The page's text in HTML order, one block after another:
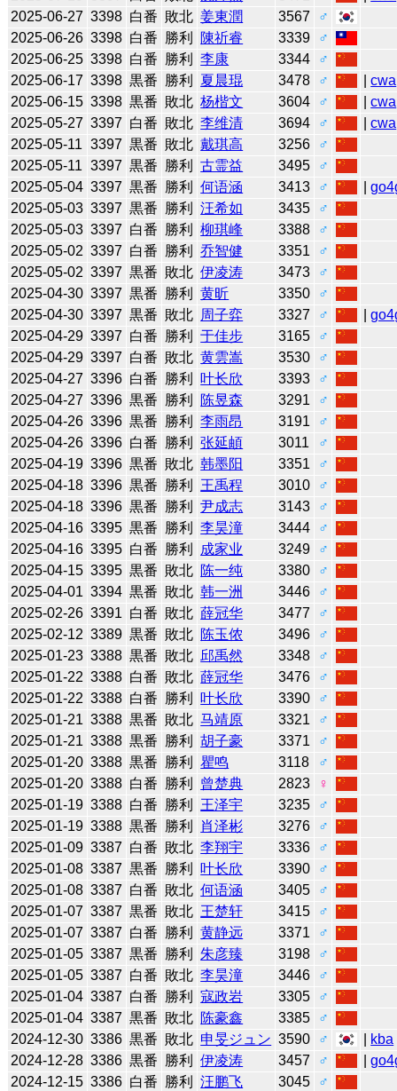
2025-06-27 3398 白番 敗北 姜東潤 3567
♂
2025-06-26 3398 白番 勝利 陳祈睿 3339
♂
2025-06-25 3398 白番 勝利 李康 3344
♂
2025-06-17 3398 黒番 勝利 夏晨琨 3478 ♂ |cwa
2025-06-15 3398 黒番 敗北 杨楷文 3604 ♂ |cwa
2025-05-27 3397 白番 敗北 李维清 3694 ♂ |cwa
2025-05-11 3397 黒番 敗北 戴琪高 3256
♂
2025-05-11 3397 黒番 勝利 古霊益 3495
♂
2025-05-04 3397 黒番 勝利 何语涵 3413 ♂ |
2025-05-03 3397 黒番 勝利 汪希如 3435
♂
2025-05-03 3397 白番 勝利 柳琪峰 3388
♂
2025-05-02 3397 白番 勝利 乔智健 3351
♂
2025-05-02 3397 黒番 敗北 伊凌涛 3473
♂
2025-04-30 3397 黒番 勝利 黄昕 3350
♂
2025-04-30 3397 黒番 敗北 周子弈 3327 ♂ |
2025-04-29 3397 白番 勝利 于佳步 3165
♂
2025-04-29 3397 白番 敗北 黄雲嵩 3530
♂
2025-04-27 3396 白番 勝利 叶长欣 3393
♂
2025-04-27 3396 黒番 勝利 陈昱森 3291
♂
2025-04-26 3396 黒番 勝利 李雨昂 3191
♂
2025-04-26 3396 白番 勝利 张延頔 3011
♂
2025-04-19 3396 黒番 敗北 韩墨阳 3351
♂
2025-04-18 3396 黒番 勝利 王禹程 3010
♂
2025-04-18 3396 黒番 勝利 尹成志 3143
♂
2025-04-16 3395 黒番 勝利 李昊潼 3444
♂
2025-04-16 3395 白番 勝利 成家业 3249
♂
2025-04-15 3395 黒番 敗北 陈一纯 3380
♂
2025-04-01 3394 黒番 敗北 韩一洲 3446
♂
2025-02-26 3391 白番 敗北 薛冠华 3477
♂
2025-02-12 3389 黒番 敗北 陈玉侬 3496
♂
2025-01-23 3388 黒番 敗北 邱禹然 3348
♂
2025-01-22 3388 白番 敗北 薛冠华 3476
♂
2025-01-22 3388 白番 勝利 叶长欣 3390
♂
2025-01-21 3388 黒番 敗北 马靖原 3321
♂
2025-01-21 3388 黒番 勝利 胡子豪 3371
♂
2025-01-20 3388 黒番 勝利 瞿鸣 3118
♂
2025-01-20 3388 白番 勝利 曾楚典 2823
♀
2025-01-19 3388 白番 勝利 王泽宇 3235
♂
2025-01-19 3388 黒番 勝利 肖泽彬 3276
♂
2025-01-09 3387 白番 敗北 李翔宇 3336
♂
2025-01-08 3387 黒番 勝利 叶长欣 3390
♂
2025-01-08 3387 白番 敗北 何语涵 3405
♂
2025-01-07 3387 黒番 敗北 王楚轩 3415
♂
2025-01-07 3387 白番 勝利 黄静远 3371
♂
2025-01-05 3387 黒番 勝利 朱彦臻 3198
♂
2025-01-05 3387 白番 敗北 李昊潼 3446
♂
2025-01-04 3387 白番 勝利 寇政岩 3305
♂
2025-01-04 3387 黒番 敗北 陈豪鑫 3385
♂
2024-12-30 3386 黒番 敗北 申旻ジュン 3590 ♂ kba
2024-12-28 3386 黒番 勝利 伊凌涛 3457 ♂ |
2024-12-15 3386 白番 勝利 汪鹏飞 3045 ♂